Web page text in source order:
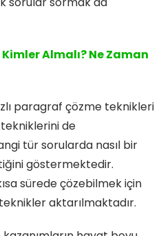
Kimler Almalı? Ne Zaman
paragraf çözme teknikleri
de
tür sorularda nasıl bir
göstermektedir.
sürede çözebilmek için
aktarılmaktadır.